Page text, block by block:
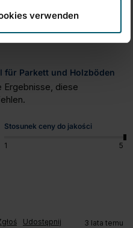
verwenden
für Parkett und Holzböden
Ergebnisse, diese
Stosunek ceny do jakości
1
5
Udostępnij 3 lata temu